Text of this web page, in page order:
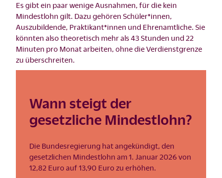
Es gibt ein paar wenige Ausnahmen, für die kein
Mindestlohn gilt. Dazu gehören Schüler*innen,
Auszubildende, Praktikant*innen und Ehrenamtliche. Sie
könnten also theoretisch mehr als 43 Stunden und 22
Minuten pro Monat arbeiten, ohne die Verdienstgrenze
zu überschreiten.
Wann steigt der
gesetzliche Mindestlohn?
Die Bundesregierung hat angekündigt, den
gesetzlichen Mindestlohn am 1. Januar 2026 von
12,82 Euro auf 13,90 Euro zu erhöhen.